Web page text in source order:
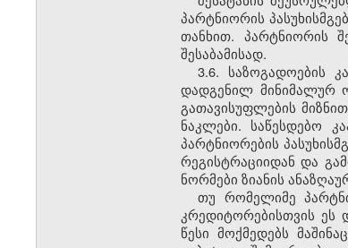
პარტნიორის
თანხით. პარტნიორის
შესაბამისად.
3.6. საზოგადოების
დადგენილ მინიმალურ
გათავისუფლების
ნაკლები. საწესდებო
პარტნიორების
რეგისტრაციიდან და
ნორმები ზიანის
თუ რომელიმე
კრედიტორებისთვის ეს
წესი მოქმედებს